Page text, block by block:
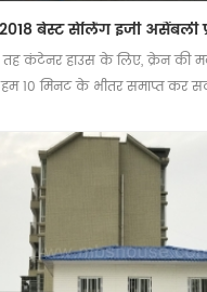
तह कंटेनर हाउस के लिए, क्रेन की
हम 10 मिनट के भीतर समाप्त कर
भी आसान है।